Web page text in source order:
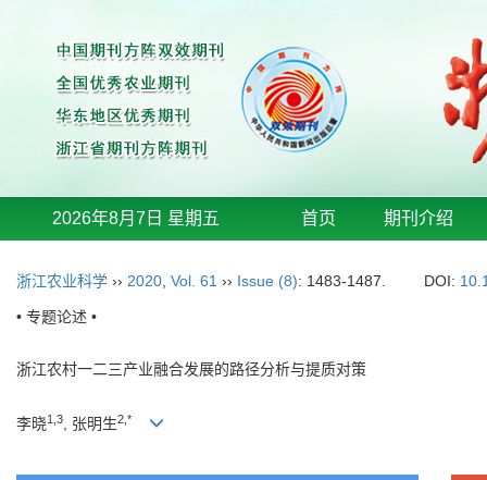
2026年8月7日 星期五 首页 期刊介绍
浙江农业科学 ›› 2020 Vol. 61 ›› Issue (8): 1483-1487. DOI:
• 专题论述 •
浙江农村一二三产业融合发展的路径分析与提质对策
李晓1,3, 张明生2,*